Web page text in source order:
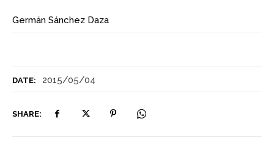
DATE: 2015/05/04
SHARE:
Germán Sánchez Daza